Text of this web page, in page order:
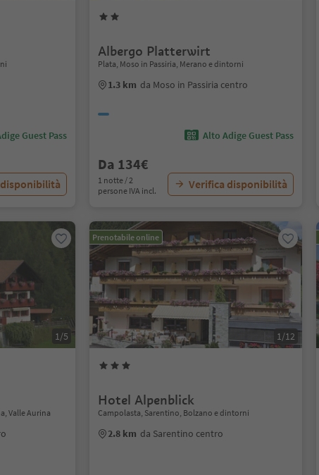
Guest Pass
Albergo Platterwirt
Plata, Moso in Passiria, Merano e dintorni
1.3 km da Moso in Passiria centro
Alto Adige Guest Pass
Da 134€
1 notte / 2
persone IVA incl.
Verifica disponibilità
1/5
Valle Aurina
Prenotabile online
1/12
Hotel Alpenblick
Campolasta, Sarentino, Bolzano e dintorni
2.8 km da Sarentino centro